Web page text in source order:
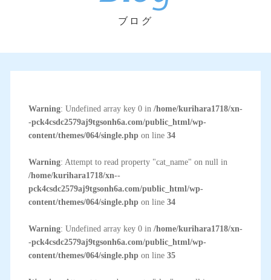
ブログ
Warning: Undefined array key 0 in /home/kurihara1718/xn-
-pck4csdc2579aj9tgsonh6a.com/public_html/wp-
content/themes/064/single.phpon line 34
Warning: Attempt to read property "cat_name" on null in
/home/kurihara1718/xn--
pck4csdc2579aj9tgsonh6a.com/public_html/wp-
content/themes/064/single.phpon line 34
Warning: Undefined array key 0 in /home/kurihara1718/xn-
-pck4csdc2579aj9tgsonh6a.com/public_html/wp-
content/themes/064/single.phpon line 35